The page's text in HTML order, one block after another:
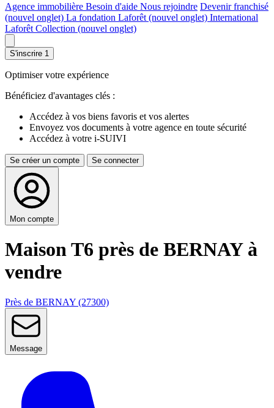
Agence immobilière Besoin d'aide Nous rejoindre Devenir franchisé
(nouvel onglet) La fondation Laforêt (nouvel onglet) International
Laforêt Collection (nouvel onglet)
S'inscrire 1
Optimiser votre expérience
Bénéficiez d'avantages clés :
Accédez à vos biens favoris et vos alertes
Envoyez vos documents à votre agence en toute sécurité
Accédez à votre i-SUIVI
Se créer un compte Se connecter
Mon compte
Maison T6 près de BERNAY à
vendre
Près de BERNAY (27300)
Message